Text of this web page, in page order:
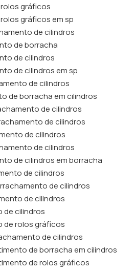
gráficos
gráficos em sp
de cilindros
de borracha
de cilindros
de cilindros em sp
de cilindros
de borracha em cilindros
de cilindros
de cilindros
de cilindros
de cilindros
de cilindros em borracha
de cilindros
de cilindros
de cilindros
de cilindros
de rolos gráficos
de cilindros
de borracha em cilindros
de rolos gráficos